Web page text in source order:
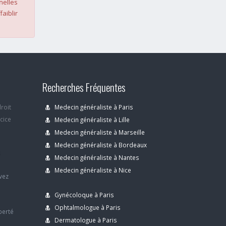
Recherches Fréquentes
Medecin généraliste à Paris
Medecin généraliste à Lille
Medecin généraliste à Marseille
Medecin généraliste à Bordeaux
Medecin généraliste à Nantes
Medecin généraliste à Nice
Gynécoloque à Paris
Ophtalmologue à Paris
Dermatologue à Paris